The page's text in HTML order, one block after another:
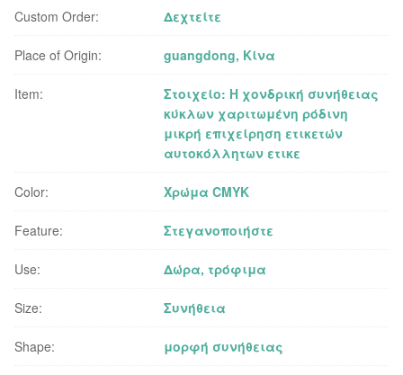
Custom Order: Δεχτείτε
Place of Origin: guangdong, Κίνα
Item:
Στοιχείο: Η χονδρική συνήθειας
κύκλων χαριτωμένη ρόδινη
μικρή επιχείρηση ετικετών
αυτοκόλλητων ετικε
Color: Χρώμα CMYK
Feature: Στεγανοποιήστε
Use: Δώρα, τρόφιμα
Size: Συνήθεια
Shape: μορφή συνήθειας